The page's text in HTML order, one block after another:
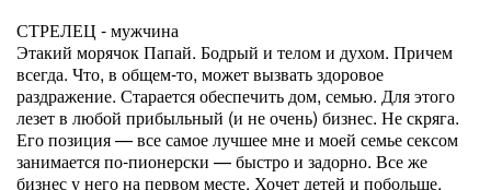
СТРЕЛЕЦ - мужчина
Этакий морячок Папай. Бодрый и телом и духом. Причем
всегда. Что, в общем-то, может вызвать здоровое
раздражение. Старается обеспечить дом, семью. Для этого
лезет в любой прибыльный (и не очень) бизнес. Не скряга.
Его позиция — все самое лучшее мне и моей семье сексом
занимается по-пионерски — быстро и задорно. Все же
бизнес у него на первом месте. Хочет детей и побольше.